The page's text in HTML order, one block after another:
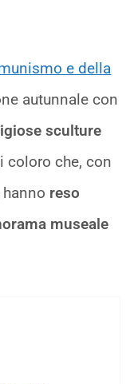
e della
autunnale con
sculture
coloro che, con
reso
museale